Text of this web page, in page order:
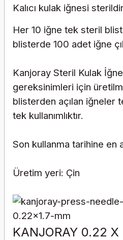
Kalıcı kulak iğnesi
Her 10 iğne tek steril
blisterde 100 adet iğne
Kanjoray Steril Kulak
gereksinimleri için
blisterden açılan iğneler
tek kullanımlıktır.
Son kullanma tarihine en
Üretim yeri: Çin
KANJORAY 0.22 X